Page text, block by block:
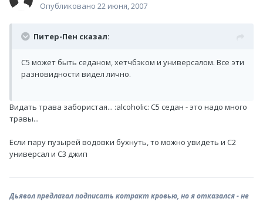
Опубликовано 22 июня, 2007
Питер-Пен сказал:
С5 может быть седаном, хетчбэком и универсалом. Все эти
разновидности видел лично.
Видать трава забористая... :alcoholic: С5 седан - это надо много
травы...
Если пару пузырей водовки бухнуть, то можно увидеть и С2
универсал и С3 джип
Дьявол предлагал подписать котракт кровью, но я отказался - не